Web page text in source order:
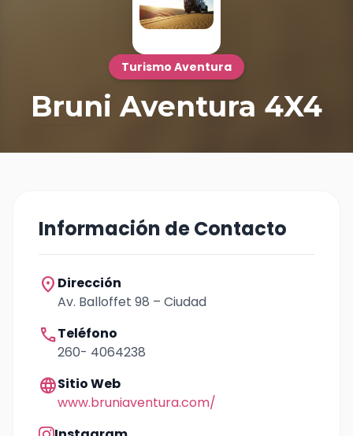
Turismo Aventura
Bruni Aventura 4X4
Información de Contacto
location_on Dirección
Av. Balloffet 98 – Ciudad
callTeléfono
260- 4064238
languageSitio Web
www.bruniaventura.com/